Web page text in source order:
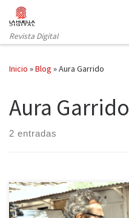
Saltar al contenido
Revista Digital
Inicio »Blog »Aura Garrido
Aura Garrido
2 entradas